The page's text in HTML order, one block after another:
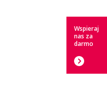
Wspieraj
nas za
darmo